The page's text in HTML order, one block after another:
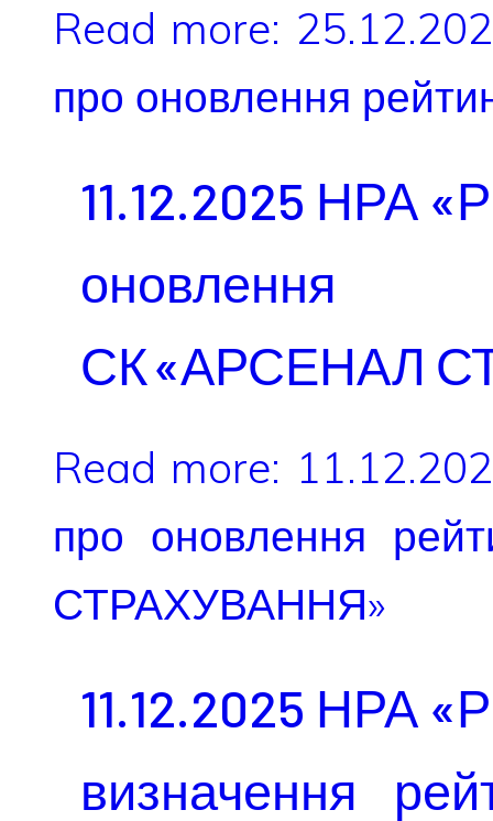
Read more:
про оновлення
11.12.2025 НРА
оновлення
СК «АРСЕНАЛ
Read more:
про оновлення
СТРАХУВАННЯ»
11.12.2025 НРА
визначення